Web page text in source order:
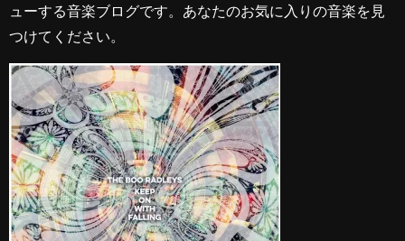
ューする音楽ブログです。あなたのお気に入りの音楽を見
つけてください。